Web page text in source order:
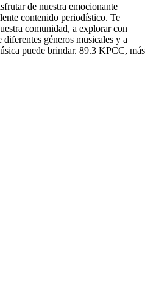
de nuestra emocionante
contenido periodístico. Te
comunidad, a explorar con
géneros musicales y a
puede brindar. 89.3 KPCC, más